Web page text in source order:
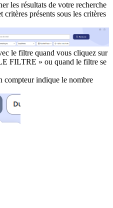
les résultats de votre recherche
critères présents sous les critères
le filtre quand vous cliquez sur
FILTRE » ou quand le filtre se
compteur indique le nombre